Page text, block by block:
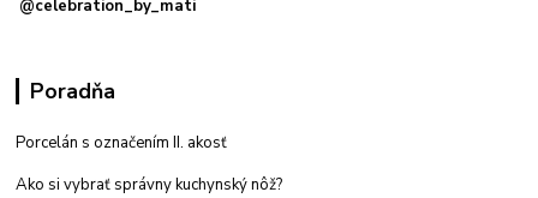
@celebration_by_mati
Poradňa
Porcelán s označením II. akosť
Ako si vybrať správny kuchynský nôž?